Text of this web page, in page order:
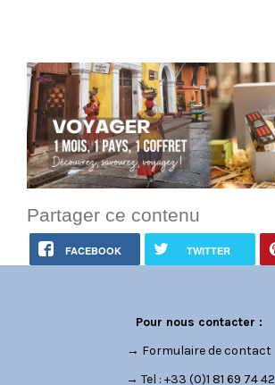
Partager ce contenu
FACEBOOK TWITTER
Pour nous contacter :
→ Formulaire de contact
→ Tel : +33 (0)1 81 69 74 42